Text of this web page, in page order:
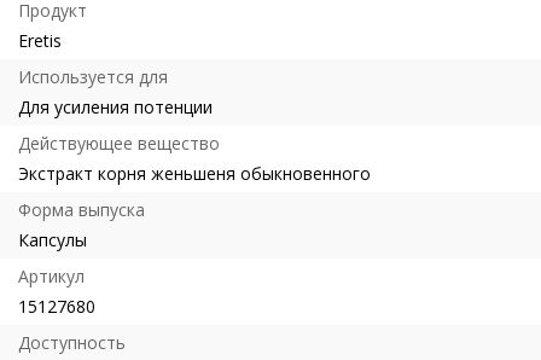
Продукт
Eretis
Используется для
Для усиления потенции
Действующее вещество
Экстракт корня женьшеня обыкновенного
Форма выпуска
Капсулы
Артикул
15127680
Доступность